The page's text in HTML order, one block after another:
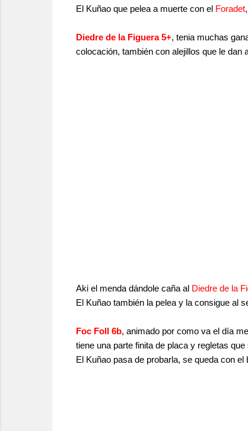
El Kuñao que pelea a muerte con el Foradet
Diedre de la Figuera 5+, tenia muchas
colocación, también con alejillos que le
Aki el menda dándole caña al Diedre de la
El Kuñao también la pelea y la consigue al
Foc Foll 6b, animado por como va el día
tiene una parte finita de placa y regletas
El Kuñao pasa de probarla, se queda con